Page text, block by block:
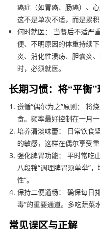
癌症（如胃癌、肠癌）、
这不是单次不适，而是累积
何时就医： 当餐后不适严
便、不明原因的体重持续
炎、消化性溃疡、胆囊炎
时，必须就医。
长期习惯：将“平衡
遵循“偶尔为之”原则： 将
食。频率最好控制在一月一
培养清淡味蕾： 日常饮食
的敏感，这样在偶尔享受
强化脾胃功能： 平时常吃
八段锦“调理脾胃须单举”
性”。
保持二便通畅： 确保每日
毒”的重要通道。多吃蔬菜
常见误区与正解